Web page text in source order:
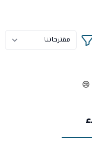
😢